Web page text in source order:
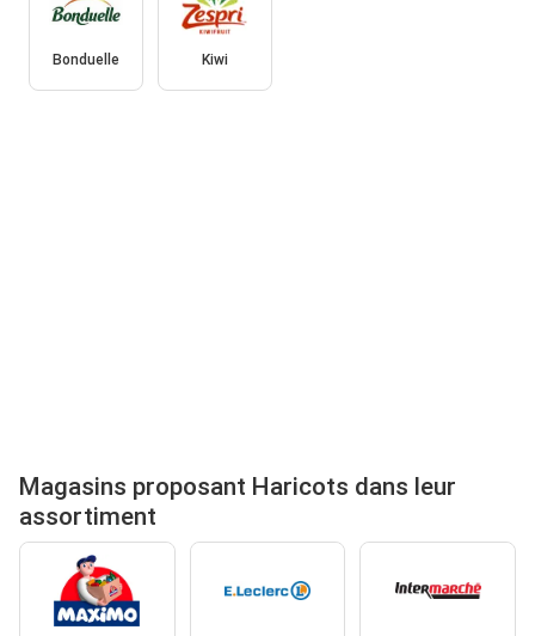
Bonduelle Kiwi
Magasins proposant Haricots dans leur
assortiment